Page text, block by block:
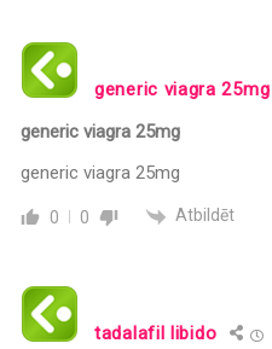
generic viagra 25mg
generic viagra 25mg
generic viagra 25mg
0 0 Atbildēt
tadalafil libido